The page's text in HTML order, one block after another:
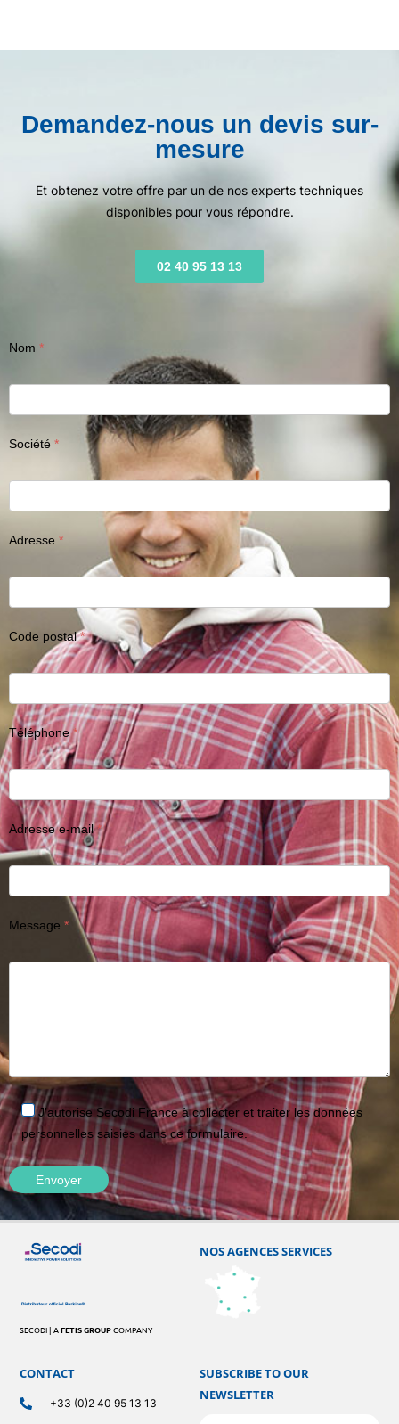
Demandez-nous un devis sur-
mesure
Et obtenez votre offre par un de nos experts techniques
disponibles pour vous répondre.
02 40 95 13 13
Nom
Société
Adresse
Code postal
Téléphone
Adresse e-mail
Message
J'autorise Secodi France à collecter et traiter les données
personnelles saisies dans ce formulaire.
SECODI | AFETIS GROUPCOMPANY
CONTACT
+33 (0)2 40 95 13 13
NOS AGENCES SERVICES
SUBSCRIBE TO OUR
NEWSLETTER